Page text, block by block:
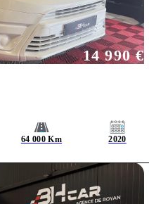
64 000 Km 2020
14 990 €